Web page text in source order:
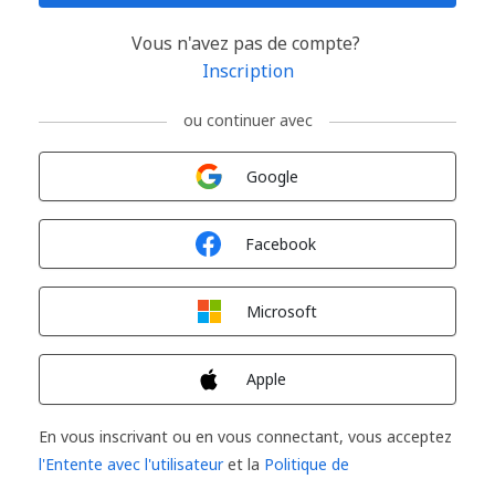
Vous n'avez pas de compte?
Inscription
ou continuer avec
Google
Facebook
Microsoft
Apple
En vous inscrivant ou en vous connectant, vous acceptez
l'Entente avec l'utilisateuret la Politique de